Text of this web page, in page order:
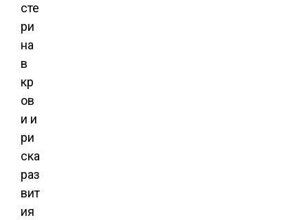
сте
ри
на
в
кр
ов
и и
ри
ска
раз
вит
ия